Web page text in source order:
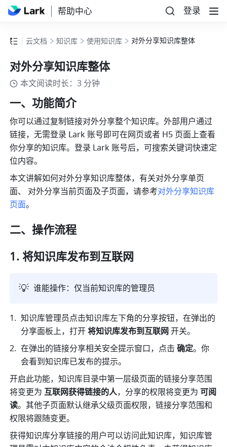
帮助中心 登录
云文档 知识库 使用知识库 对外分享知识库整体
对外分享知识库整体
本文阅读时长：3 分钟
一、功能简介
你可以通过复制链接对外分享整个知识库。外部用户通过
链接，无需登录 Lark 账号即可在网页或者 H5 页面上查看
你分享的知识库。登录 Lark 账号后，可搜索关键词快速定
位内容。
本文讲解如何对外分享知识库整体，有关对外分享单页
面、 对外分享当前页面及子页面，请参考对外分享知识库
页面。
二、操作流程
将知识库发布到互联网
💡 谁能操作：仅当前知识库的管理员
知识库管理员点击知识库左下角的分享按钮，在弹出的
分享面板上，打开 将知识库发布到互联网 开关。
在弹出的链接分享相关安全提示窗口，点击 确定。你
会看到知识库已发布的提示。
开启此功能，知识库目录中第一层级页面的链接分享范围
将变更为 互联网获得链接的人，分享的权限将变更为 可阅
读。其他子页面默认继承父级页面权限，链接分享范围和
权限将跟随变更。
获得知识库分享链接的用户可以访问此知识库，知识库管